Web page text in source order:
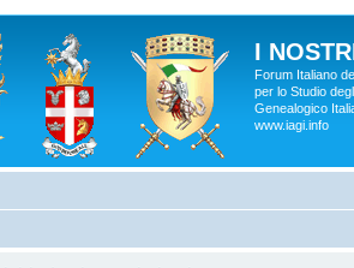
I
Forum Italiano
per lo Studio
Genealogico
www.iagi.info